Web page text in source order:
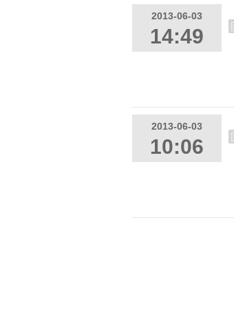
2013-06-03
14:49
2013-06-03
10:06